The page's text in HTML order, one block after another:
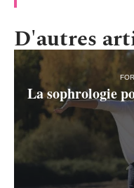
D'autres
La sophrologie